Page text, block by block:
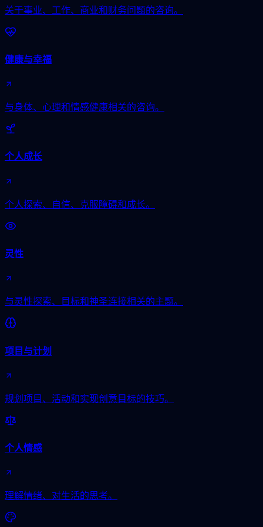
关于事业、工作、商业和财务问题的咨询。
健康与幸福
与身体、心理和情感健康相关的咨询。
个人成长
个人探索、自信、克服障碍和成长。
灵性
与灵性探索、目标和神圣连接相关的主题。
项目与计划
规划项目、活动和实现创意目标的技巧。
个人情感
理解情绪、对生活的思考。